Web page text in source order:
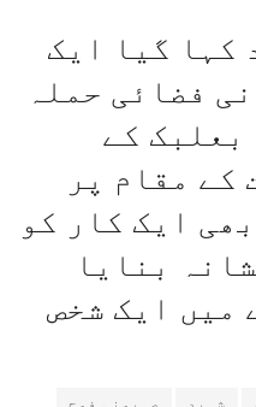
کہا گیا ایک
فضائی حملہ
بعلبک کے
کے مقام پر
ایک کار کو
بنایا
میں ایک شخص